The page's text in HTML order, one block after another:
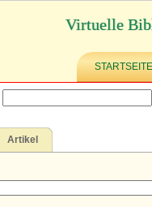
Virtuelle
STARTSEITE
Artikel